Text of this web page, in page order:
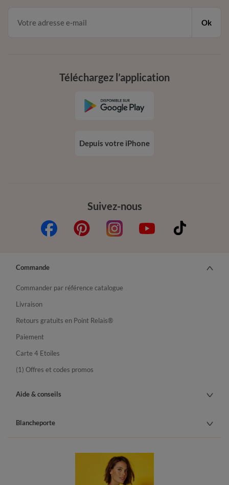
Ok
Suivez-nous
Téléchargez l’application
Depuis votre iPhone
Commande
Commander par référence catalogue
Livraison
Retours gratuits en Point Relais®
Paiement
Carte 4 Etoiles
(1) Offres et codes promos
Aide & conseils
Blancheporte